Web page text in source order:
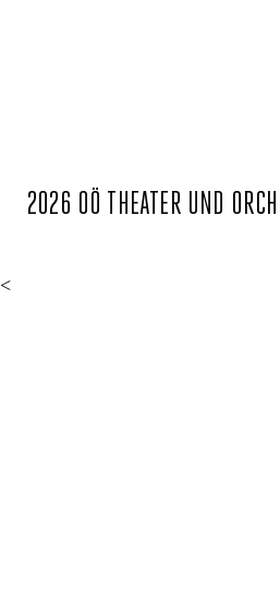
2026 OÖ THEATER UND
<